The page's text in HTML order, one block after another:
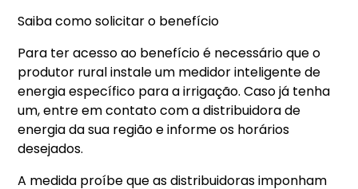
Saiba como solicitar o benefício
Para ter acesso ao benefício é necessário que o
produtor rural instale um medidor inteligente de
energia específico para a irrigação. Caso já tenha
um, entre em contato com a distribuidora de
energia da sua região e informe os horários
desejados.
A medida proíbe que as distribuidoras imponham